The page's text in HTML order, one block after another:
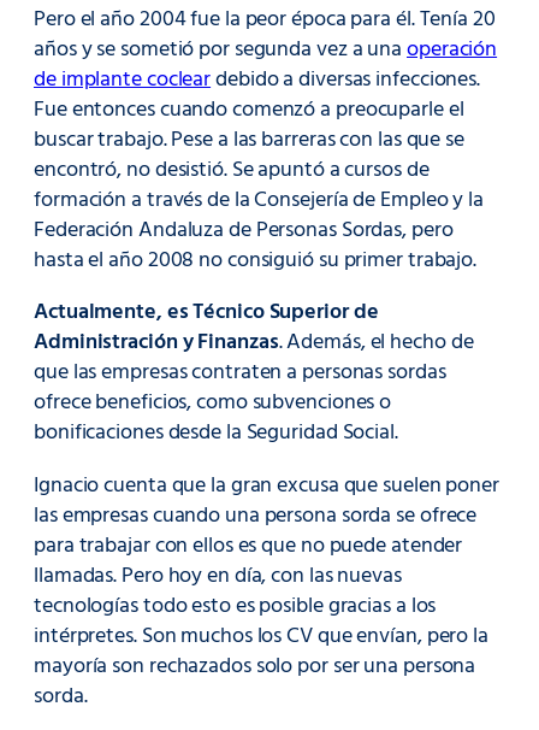
Pero el año 2004 fue la peor época para él. Tenía 20
años y se sometió por segunda vez a unaoperación
de implante cocleardebido a diversas infecciones.
Fue entonces cuando comenzó a preocuparle el
buscar trabajo. Pese a las barreras con las que se
encontró, no desistió. Se apuntó a cursos de
formación a través de la Consejería de Empleo y la
Federación Andaluza de Personas Sordas, pero
hasta el año 2008 no consiguió su primer trabajo.
Actualmente, es Técnico Superior de
Administración y Finanzas. Además, el hecho de
que las empresas contraten a personas sordas
ofrece beneficios, como subvenciones o
bonificaciones desde la Seguridad Social.
Ignacio cuenta que la gran excusa que suelen poner
las empresas cuando una persona sorda se ofrece
para trabajar con ellos es que no puede atender
llamadas. Pero hoy en día, con las nuevas
tecnologías todo esto es posible gracias a los
intérpretes. Son muchos los CV que envían, pero la
mayoría son rechazados solo por ser una persona
sorda.